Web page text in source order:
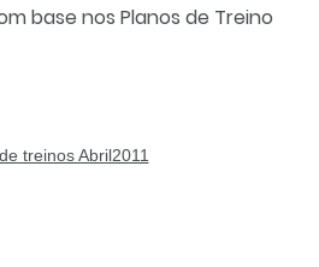
base nos Planos de Treino
treinos Abril2011